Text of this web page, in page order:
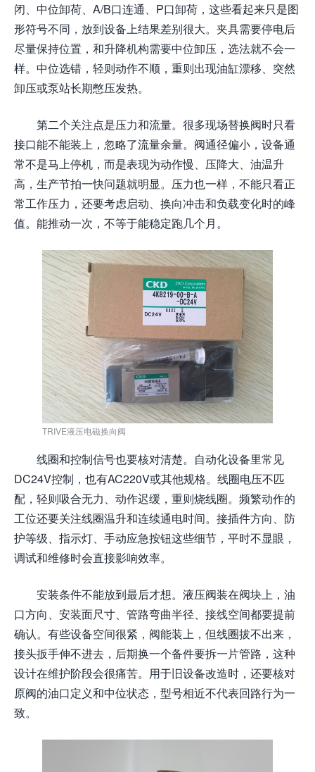
闭、中位卸荷、A/B口连通、P口卸荷，这些看起来只是图
形符号不同，放到设备上结果差别很大。夹具需要停电后
尽量保持位置，和升降机构需要中位卸压，选法就不会一
样。中位选错，轻则动作不顺，重则出现油缸漂移、突然
卸压或泵站长期憋压发热。
第二个关注点是压力和流量。很多现场替换阀时只看
接口能不能装上，忽略了流量余量。阀通径偏小，设备通
常不是马上停机，而是表现为动作慢、压降大、油温升
高，生产节拍一快问题就明显。压力也一样，不能只看正
常工作压力，还要考虑启动、换向冲击和负载变化时的峰
值。能推动一次，不等于能稳定跑几个月。
TRIVE液压电磁换向阀
线圈和控制信号也要核对清楚。自动化设备里常见
DC24V控制，也有AC220V或其他规格。线圈电压不匹
配，轻则吸合无力、动作迟缓，重则烧线圈。频繁动作的
工位还要关注线圈温升和连续通电时间。接插件方向、防
护等级、指示灯、手动应急按钮这些细节，平时不显眼，
调试和维修时会直接影响效率。
安装条件不能放到最后才想。液压阀装在阀块上，油
口方向、安装面尺寸、管路弯曲半径、接线空间都要提前
确认。有些设备空间很紧，阀能装上，但线圈拔不出来，
接头扳手伸不进去，后期换一个备件要拆一片管路，这种
设计在维护阶段会很痛苦。用于旧设备改造时，还要核对
原阀的油口定义和中位状态，型号相近不代表回路行为一
致。